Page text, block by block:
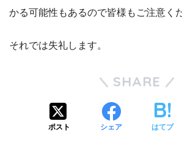
かる可能性もあるので皆様もご注意く
それでは失礼します。
SHARE
ポスト シェア はてブ